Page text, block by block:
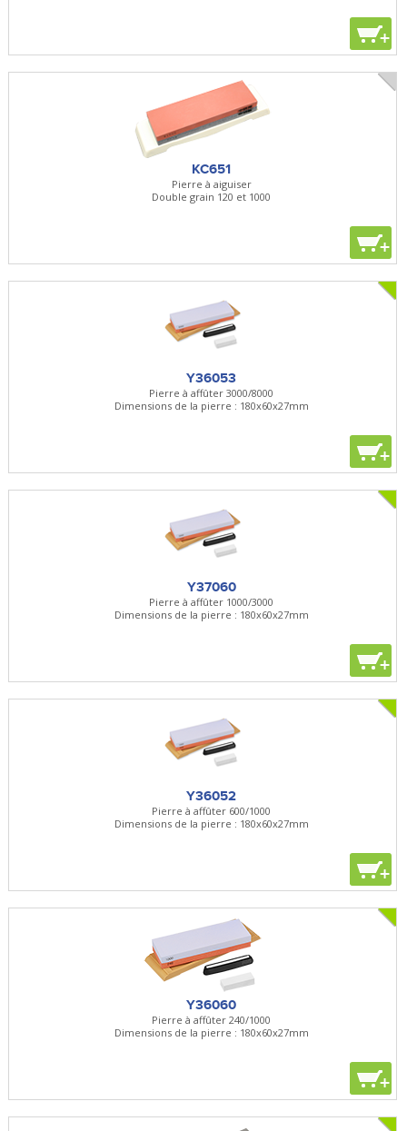
+
KC651
Pierre à aiguiser
Double grain 120 et 1000
+
Y36053
Pierre à affûter 3000/8000
Dimensions de la pierre : 180x60x27mm
+
Y37060
Pierre à affûter 1000/3000
Dimensions de la pierre : 180x60x27mm
+
Y36052
Pierre à affûter 600/1000
Dimensions de la pierre : 180x60x27mm
+
Y36060
Pierre à affûter 240/1000
Dimensions de la pierre : 180x60x27mm
+